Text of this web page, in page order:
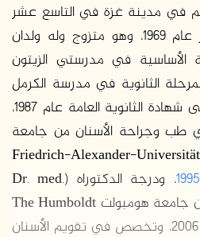
في مدينة غزة في التاسع عشر
من تشرين الثاني/ نوفمبر عام 1969، وهو متزوج وله ولدان
الأساسية في مدرستي الزيتون
الثانوية في مدرسة الكرمل
في مدينة غزة، وحصل على شهادة الثانوية العامة عام 1987،
طب وجراحة الأسنان من جامعة
فريدريش ألكسندر (Friedrich-Alexander-Universität
، ودرجة الدكتوراه (Dr. med.
dent) في تقويم الأسنان من جامعة هومبولت The Humboldt
University في برلين عام 2006، وتخصص في تقويم الأسنان